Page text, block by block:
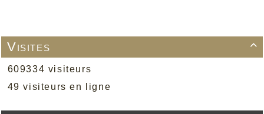

Visites
609334 visiteurs
49 visiteurs en ligne